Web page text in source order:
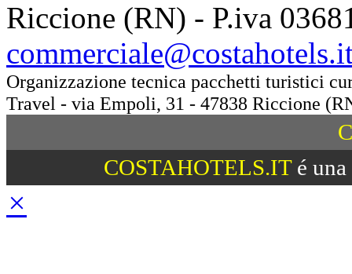
Riccione (RN) - P.iva
Organizzazione tecnica pacchetti turistici
Travel - via Empoli, 31 - 47838 Riccione
COSTAHOTELS.ITé una
×